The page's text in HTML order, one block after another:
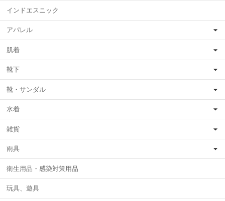
インドエスニック
アパレル
肌着
靴下
靴・サンダル
水着
雑貨
雨具
衛生用品・感染対策用品
玩具、遊具